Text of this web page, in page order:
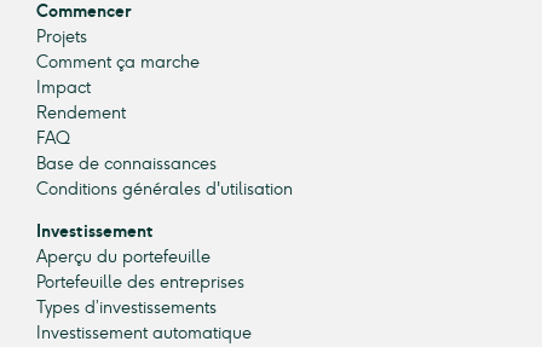
Commencer
Projets
Comment ça marche
Impact
Rendement
FAQ
Base de connaissances
Conditions générales d'utilisation
Investissement
Aperçu du portefeuille
Portefeuille des entreprises
Types d’investissements
Investissement automatique